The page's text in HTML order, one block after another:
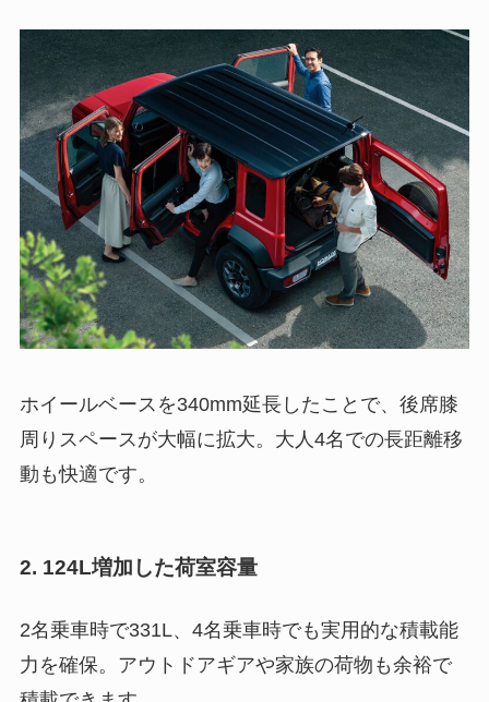
ホイールベースを340mm延長したことで、後席膝
周りスペースが大幅に拡大。大人4名での長距離移
動も快適です。
2. 124L増加した荷室容量
2名乗車時で331L、4名乗車時でも実用的な積載能
力を確保。アウトドアギアや家族の荷物も余裕で